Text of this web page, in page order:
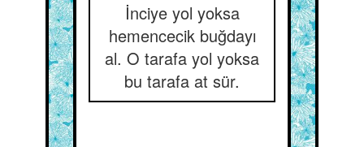
İnciye yol yoksa
hemencecik buğdayı
al. O tarafa yol yoksa
bu tarafa at sür.